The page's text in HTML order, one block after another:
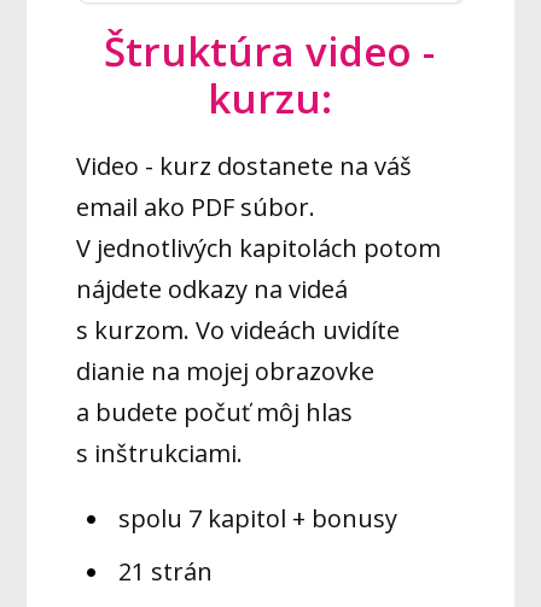
Štruktúra video -
kurzu:
Video - kurz dostanete na váš
email ako PDF súbor.
V jednotlivých kapitolách potom
nájdete odkazy na videá
s kurzom. Vo videách uvidíte
dianie na mojej obrazovke
a budete počuť môj hlas
s inštrukciami.
spolu 7 kapitol + bonusy
21 strán